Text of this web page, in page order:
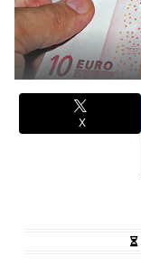
X